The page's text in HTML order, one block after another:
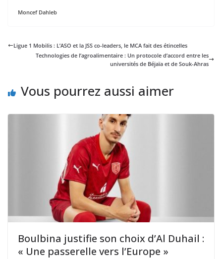
Moncef Dahleb
Ligue 1 Mobilis : L’ASO et la JSS co-leaders, le MCA fait des étincelles
Technologies de l’agroalimentaire : Un protocole d’accord entre les
universités de Béjaïa et de Souk-Ahras
Vous pourrez aussi aimer
Boulbina justifie son choix d’Al Duhail :
« Une passerelle vers l’Europe »